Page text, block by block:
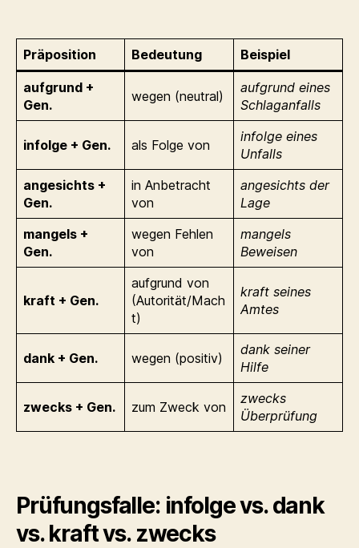
Präposition Bedeutung Beispiel
aufgrund +
Gen.
wegen (neutral)
aufgrund eines
Schlaganfalls
infolge + Gen. als Folge von
infolge eines
Unfalls
angesichts +
Gen.
in Anbetracht
von
angesichts der
Lage
mangels +
Gen.
wegen Fehlen
von
mangels
Beweisen
kraft + Gen.
aufgrund von
(Autorität/Mach
t)
kraft seines
Amtes
dank + Gen. wegen (positiv)
dank seiner
Hilfe
zwecks + Gen. zum Zweck von
zwecks
Überprüfung
Prüfungsfalle: infolge vs. dank
vs. kraft vs. zwecks